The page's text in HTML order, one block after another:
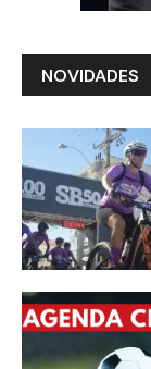
NOVIDADES